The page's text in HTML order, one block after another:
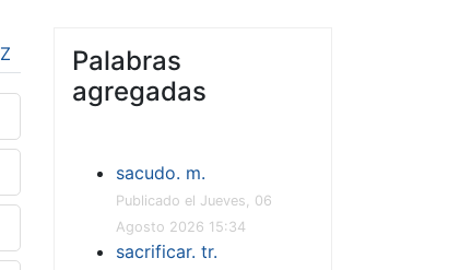
Z
Palabras
agregadas
sacudo. m.
Publicado el Jueves, 06
Agosto 2026 15:34
sacrificar. tr.